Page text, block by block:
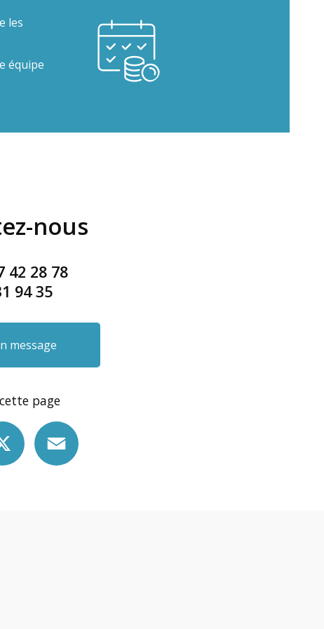
les
équipe
nous
42 28 78
94 35
message
page